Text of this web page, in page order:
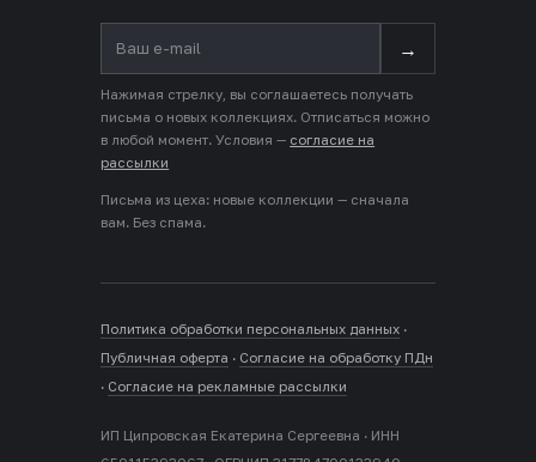
→
Нажимая стрелку, вы соглашаетесь получать
письма о новых коллекциях. Отписаться можно
в любой момент. Условия — согласие на
рассылки
Письма из цеха: новые коллекции — сначала
вам. Без спама.
Политика обработки персональных данных ·
Публичная оферта · Согласие на обработку ПДн
· Согласие на рекламные рассылки
ИП Ципровская Екатерина Сергеевна · ИНН